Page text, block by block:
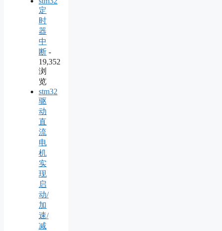
定
时
器
中
断 -
19,352
浏
览
stm32
驱
动
直
流
电
机
实
现
启
动/
加
速/
减